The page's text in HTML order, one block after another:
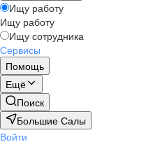
Ищу работу
Ищу работу
Ищу сотрудника
Сервисы
Помощь
Ещё
Поиск
Большие Салы
Войти